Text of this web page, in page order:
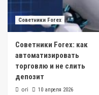
Советники Forex
Советники Forex: как
автоматизировать
торговлю и не слить
депозит
ori 10 апреля 2026